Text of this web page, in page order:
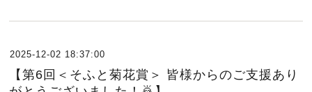
2025-12-02 18:37:00
【第6回＜そふと菊花賞＞ 皆様からのご支援あり